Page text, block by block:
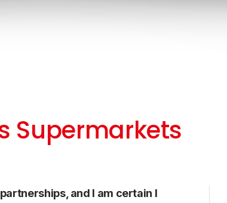
Supermarkets
and I am certain I